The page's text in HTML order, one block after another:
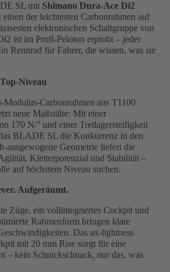
SL mit Shimano Dura-Ace Di2
der leichtesten Carbonrahmen auf
elektronischen Schaltgruppe von
ist im Profi-Peloton erprobt – jeder
Rennrad für Fahrer, die wissen, was sie
Niveau
Carbonrahmen aus T1100
neue Maßstäbe: Mit einer
170 N/° und einer Tretlagersteifigkeit
BLADE SL die Konkurrenz in den
ausgewogene Geometrie liefert die
Kletterpotenzial und Stabilität –
auf höchstem Niveau suchen.
Aufgeräumt.
Züge, ein vollintegriertes Cockpit und
Rahmenform bringen klare
Das ax-lightness
mit 20 mm Rise sorgt für eine
– kein Schnickschnack, nur das, was